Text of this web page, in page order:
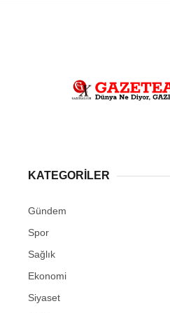
KATEGORİLER
Gündem
Spor
Sağlık
Ekonomi
Siyaset